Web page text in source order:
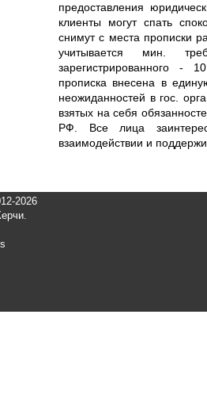
предоставления
клиенты могут спать
снимут с места прописки
учитывается мин.
зарегистрированного -
прописка внесена в
неожиданностей в гос.
взятых на себя
РФ. Все лица
взаимодействии и
2026